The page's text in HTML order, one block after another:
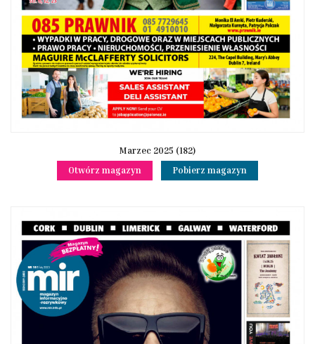
Marzec 2025 (182)
Otwórz magazyn
Pobierz magazyn